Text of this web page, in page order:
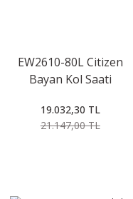
EW2610-80L Citizen
Bayan Kol Saati
19.032,30 TL
21.147,00 TL